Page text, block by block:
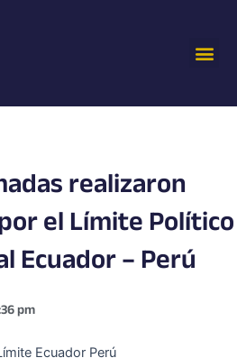
realizaron
el Límite Político
Ecuador – Perú
pm